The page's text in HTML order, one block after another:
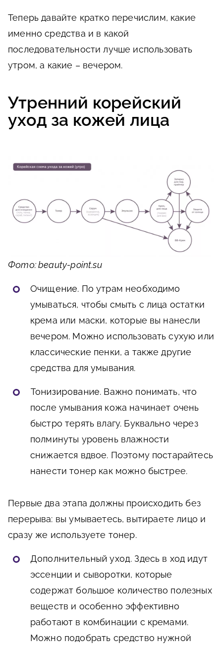
Теперь давайте кратко перечислим, какие
именно средства и в какой
последовательности лучше использовать
утром, а какие – вечером.
Утренний корейский
уход за кожей лица
Фото: beauty-point.su
Очищение. По утрам необходимо
умываться, чтобы смыть с лица остатки
крема или маски, которые вы нанесли
вечером. Можно использовать сухую или
классические пенки, а также другие
средства для умывания.
Тонизирование. Важно понимать, что
после умывания кожа начинает очень
быстро терять влагу. Буквально через
полминуты уровень влажности
снижается вдвое. Поэтому постарайтесь
нанести тонер как можно быстрее.
Первые два этапа должны происходить без
перерыва: вы умываетесь, вытираете лицо и
сразу же используете тонер.
Дополнительный уход. Здесь в ход идут
эссенции и сыворотки, которые
содержат большое количество полезных
веществ и особенно эффективно
работают в комбинации с кремами.
Можно подобрать средство нужной